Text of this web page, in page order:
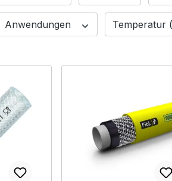
Anwendungen Temperatur